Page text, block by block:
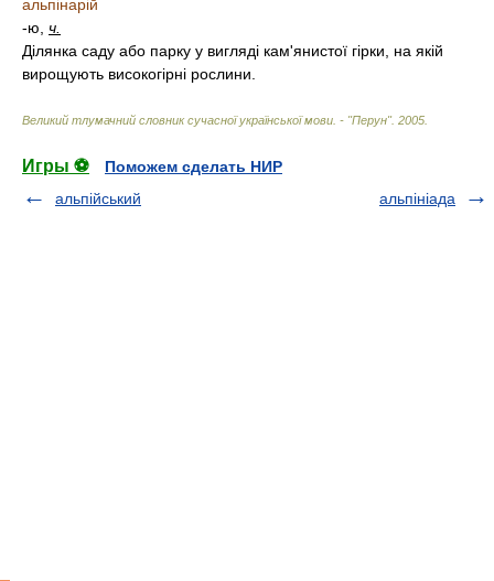
альпінарій
-ю, ч.
Ділянка саду або парку у вигляді кам'янистої гірки, на якій
вирощують високогірні рослини.
Великий тлумачний словник сучасної української мови. - "Перун". 2005
Игры ⚽
Поможем сделать НИР
альпійський
альпініада